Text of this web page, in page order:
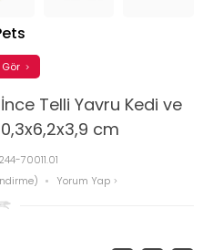
Telli Yavru Kedi ve
cm
244-70011.01
Yorum Yap